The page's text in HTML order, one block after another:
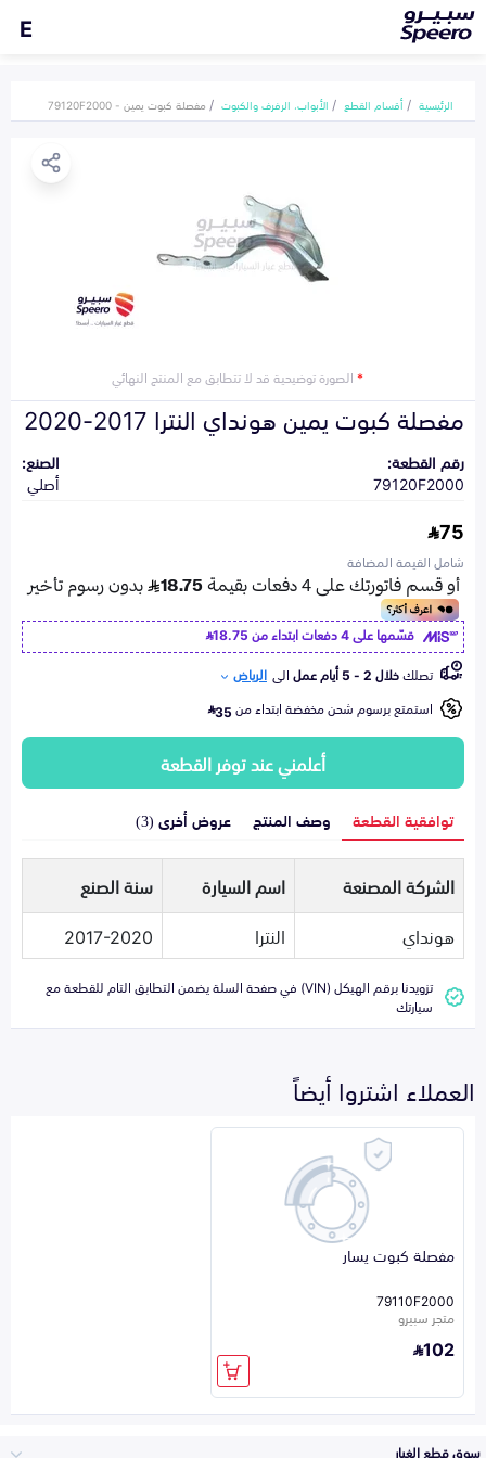
E
الرئيسية أقسام القطع الأبواب، الرفرف والكبوت مفصلة كبوت يمين - 79120F2000
*الصورة توضيحية قد لا تتطابق مع المنتج النهائي
مفصلة كبوت يمين هونداي النترا 2017-2020
رقم القطعة:
79120F2000
الصنع:
أصلي
75
شامل القيمة المضافة
قسّمها على 4 دفعات ابتداء من
18.75
تصلكخلال 2 - 5 أيام عمل الى الرياض
استمتع برسوم شحن مخفضة ابتداء من35
أعلمني عند توفر القطعة
توافقية القطعة وصف المنتج عروض أخرى (3)
الشركة المصنعة اسم السيارة
سنة الصنع
هونداي
النترا 2017-2020
تزويدنا برقم الهيكل (VIN) في صفحة السلة يضمن التطابق التام للقطعة مع
سيارتك
العملاء اشتروا أيضاً
مفصلة كبوت يسار
79110F2000
متجر سبيرو
102
سوق قطع الغيار